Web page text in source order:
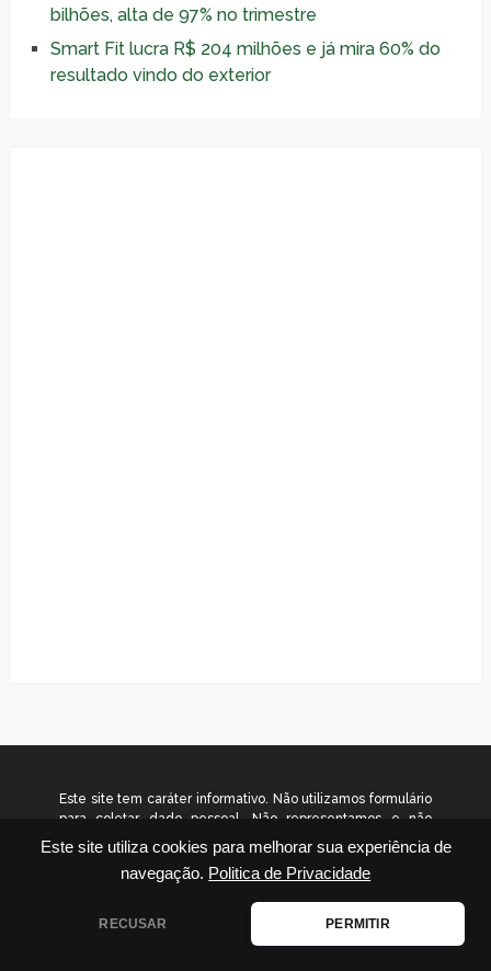
Este site utiliza cookies para melhorar sua experiência de
navegação. Politica de Privacidade
RECUSAR PERMITIR
bilhões, alta de 97% no trimestre
Smart Fit lucra R$ 204 milhões e já mira 60% do
resultado vindo do exterior
Este site tem caráter informativo. Não utilizamos formulário
para coletar dado pessoal. Não representamos e não
temos relação com nenhuma empresa ou programa citado
no conteúdo deste site. © 2026
www.gradualinvestimentos.com.br – Todos os direitos